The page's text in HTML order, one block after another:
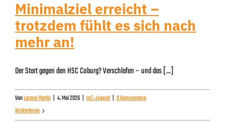
Minimalziel erreicht –
trotzdem fühlt es sich nach
mehr an!
Der Start gegen den HSC Coburg? Verschlafen – und das [...]
VonLorena Martin | 4. Mai 2026 | mC-Jugend | 0 Kommentare
Weiterlesen